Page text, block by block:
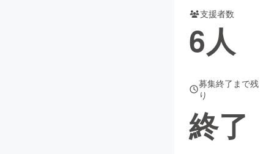
CAMPFIRE Creation
コミュニティ
支援者数
6人
募集終了まで残
り
終了